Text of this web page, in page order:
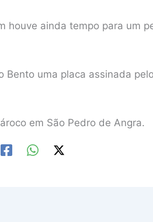
houve ainda tempo para um
uma placa assinada
em São Pedro de Angra.